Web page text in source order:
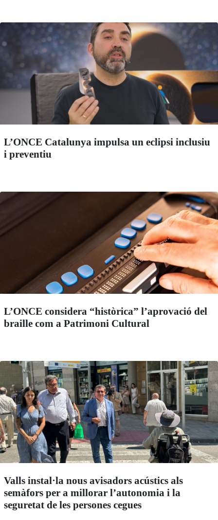
L’ONCE Catalunya impulsa un eclipsi inclusiu
i preventiu
L’ONCE considera “històrica” l’aprovació del
braille com a Patrimoni Cultural
Valls instal·la nous avisadors acústics als
semàfors per a millorar l’autonomia i la
seguretat de les persones cegues